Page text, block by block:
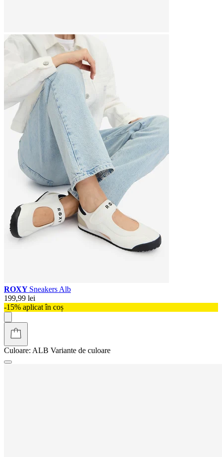
ROXY Sneakers Alb
199,99 lei
-15% aplicat în coș
Culoare: ALB Variante de culoare